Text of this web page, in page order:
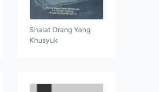
Shalat Orang Yang
Khusyuk